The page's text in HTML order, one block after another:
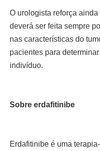
O urologista reforça
deverá ser feita sempre
nas características do
pacientes para
indivíduo.
Sobre erdafitinibe
Erdafitinibe é uma